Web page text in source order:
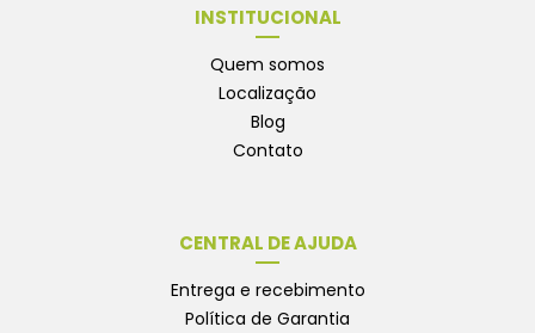
INSTITUCIONAL
Quem somos
Localização
Blog
Contato
CENTRAL DE AJUDA
Entrega e recebimento
Política de Garantia